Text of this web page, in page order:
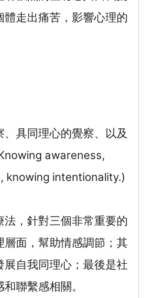
走出痛苦，影響心理的
具同理心的覺察、以及
awareness,
knowing intentionality.)
法，針對三個非常重要的
面，幫助情感調節；其
自我同理心；最後是社
聯繫感相關。